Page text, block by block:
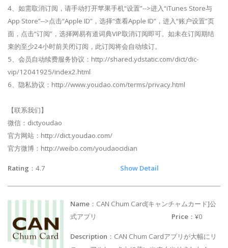
4、如需取消订阅，请手动打开苹果手机“设置”-->进入“iTunes Store与
App Store”-->点击“Apple ID”，选择“查看Apple ID”，进入“账户设置”页
面，点击“订阅”，选择网易有道词典VIP取消订阅即可。如未在订阅期结
束的至少24小时前关闭订阅，此订阅将会自动续订。
5、会员自动续费服务协议：http://shared.ydstatic.com/dict/dic-
vip/12041925/index2.html
6、隐私协议：http://www.youdao.com/terms/privacy.html
【联系我们】
微信：dictyoudao
官方网站：http://dict.youdao.com/
官方微博：http://weibo.com/youdaocidian
Rating ：4.7 Show Detail
Name ：CAN Chum Card[キャンチャムカード]公
式アプリ
Price ：¥0
Description ：CAN Chum Cardアプリが大幅にリ